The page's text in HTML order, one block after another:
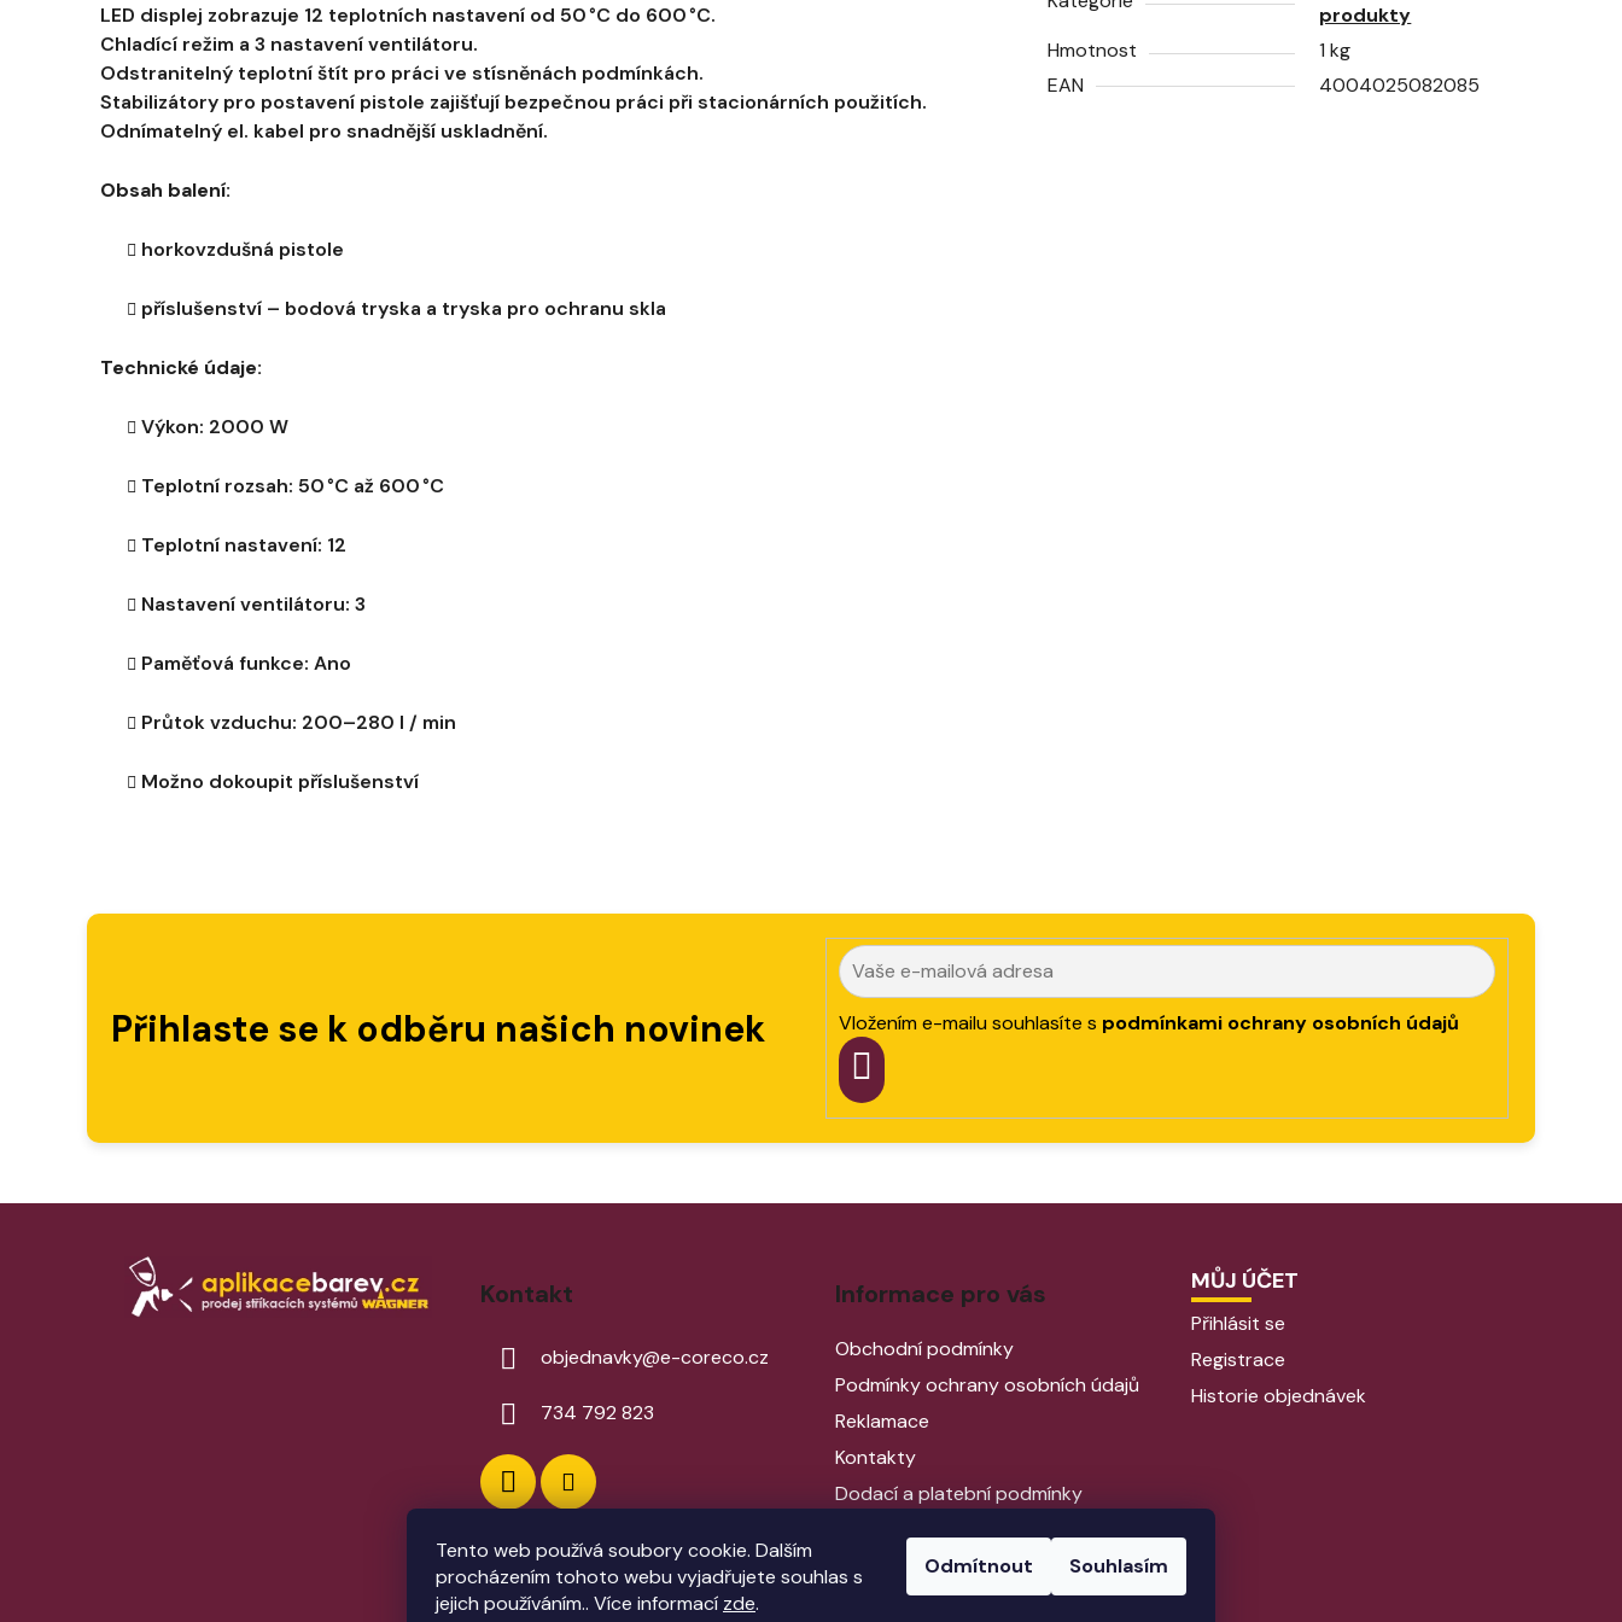
Tento web používá soubory cookie. Dalším
procházením tohoto webu vyjadřujete souhlas s
jejich používáním.. Více informací zde.
Odmítnout Souhlasím
LED displej zobrazuje 12 teplotních nastavení od 50 °C do 600 °C.
Chladící režim a 3 nastavení ventilátoru.
Odstranitelný teplotní štít pro práci ve stísněnách podmínkách.
Stabilizátory pro postavení pistole zajišťují bezpečnou práci při stacionárních použitích.
Odnímatelný el. kabel pro snadnější uskladnění.
Obsah balení:
horkovzdušná pistole
příslušenství – bodová tryska a tryska pro ochranu skla
Technické údaje:
Výkon: 2000 W
Teplotní rozsah: 50 °C až 600 °C
Teplotní nastavení: 12
Nastavení ventilátoru: 3
Paměťová funkce: Ano
Průtok vzduchu: 200–280 l / min
Možno dokoupit příslušenství
produkty
Hmotnost
1 kg
EAN
4004025082085
Přihlaste se k odběru našich novinek Vložením e-mailu souhlasíte s podmínkami ochrany osobních údajů
PŘIHLÁSIT
SE
Kontakt
objednavky@e-coreco.cz
734 792 823
Informace pro vás
Obchodní podmínky
Podmínky ochrany osobních údajů
Reklamace
Kontakty
Dodací a platební podmínky
Jak správně vybrat pistoli?
Prodloužená záruka WAGNER
MŮJ ÚČET
Přihlásit se
Registrace
Historie objednávek